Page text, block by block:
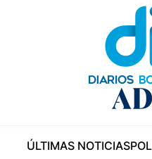
ÚLTIMAS NOTICIAS